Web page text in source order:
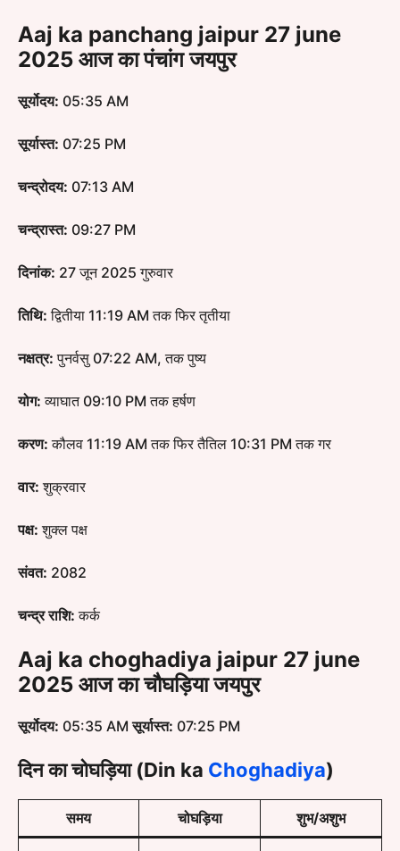
Aaj ka panchang jaipur 27 june
2025 आज का पंचांग जयपुर
सूर्योदय: 05:35 AM
सूर्यास्त: 07:25 PM
चन्द्रोदय: 07:13 AM
चन्द्रास्त: 09:27 PM
दिनांक: 27 जून 2025 गुरुवार
तिथि: द्वितीया 11:19 AM तक फिर तृतीया
नक्षत्र:पुनर्वसु 07:22 AM, तक पुष्य
योग:व्याघात 09:10 PM तक हर्षण
करण:कौलव 11:19 AM तक फिर तैतिल 10:31 PM तक गर
वार: शुक्रवार
पक्ष: शुक्ल पक्ष
संवत: 2082
चन्द्र राशि:कर्क
Aaj ka choghadiya jaipur 27 june
2025 आज का चौघड़िया जयपुर
सूर्योदय: 05:35 AMसूर्यास्त: 07:25 PM
दिन का चोघड़िया(Din ka Choghadiya)
समय चोघड़िया शुभ/अशुभ